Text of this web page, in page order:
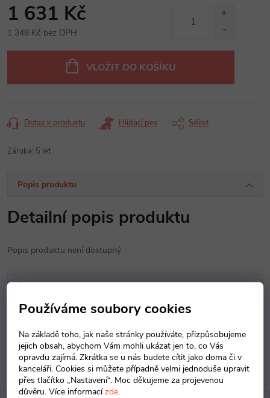
Používáme soubory cookies
Na základě toho, jak naše stránky používáte, přizpůsobujeme
jejich obsah, abychom Vám mohli ukázat jen to, co Vás
opravdu zajímá. Zkrátka se u nás budete cítit jako doma či v
kanceláři. Cookies si můžete případně velmi jednoduše upravit
přes tlačítko „Nastavení“. Moc děkujeme za projevenou
důvěru. Více informacízde.
1 631 Kč
1 348 Kč bez DPH
VLOŽIT DO KOŠÍKU
Dotaz k produktu Hlídací pes Sdílet
Záruka: 5 let
Popis produktu
Detailní popis produktu
Popis produktu není dostupný
Parametry produktu
Diskuse